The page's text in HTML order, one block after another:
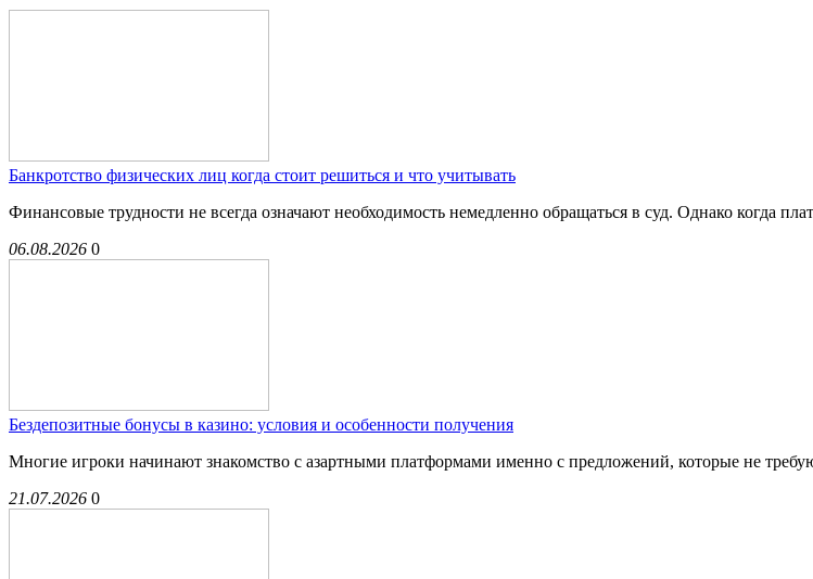
Банкротство физических лиц когда стоит решиться и что учитывать
Финансовые трудности не всегда означают необходимость немедленно обращаться в суд. Однако когда
06.08.2026 0
Бездепозитные бонусы в казино: условия и особенности получения
Многие игроки начинают знакомство с азартными платформами именно с предложений, которые не
21.07.2026 0